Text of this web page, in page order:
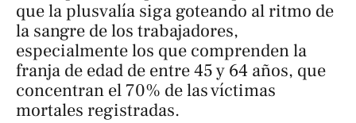
que la plusvalía siga goteando al ritmo de
la sangre de los trabajadores,
especialmente los que comprenden la
franja de edad de entre 45 y 64 años, que
concentran el 70% de las víctimas
mortales registradas.